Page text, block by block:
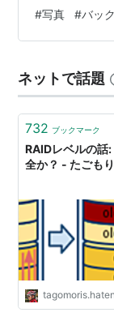
一方で、
は、まだ余裕
ただそれだけ
か JPEGの置
#写真 #バッ
ネットで話題
732 ブックマーク
RAIDレベルの
全か？ - たごも